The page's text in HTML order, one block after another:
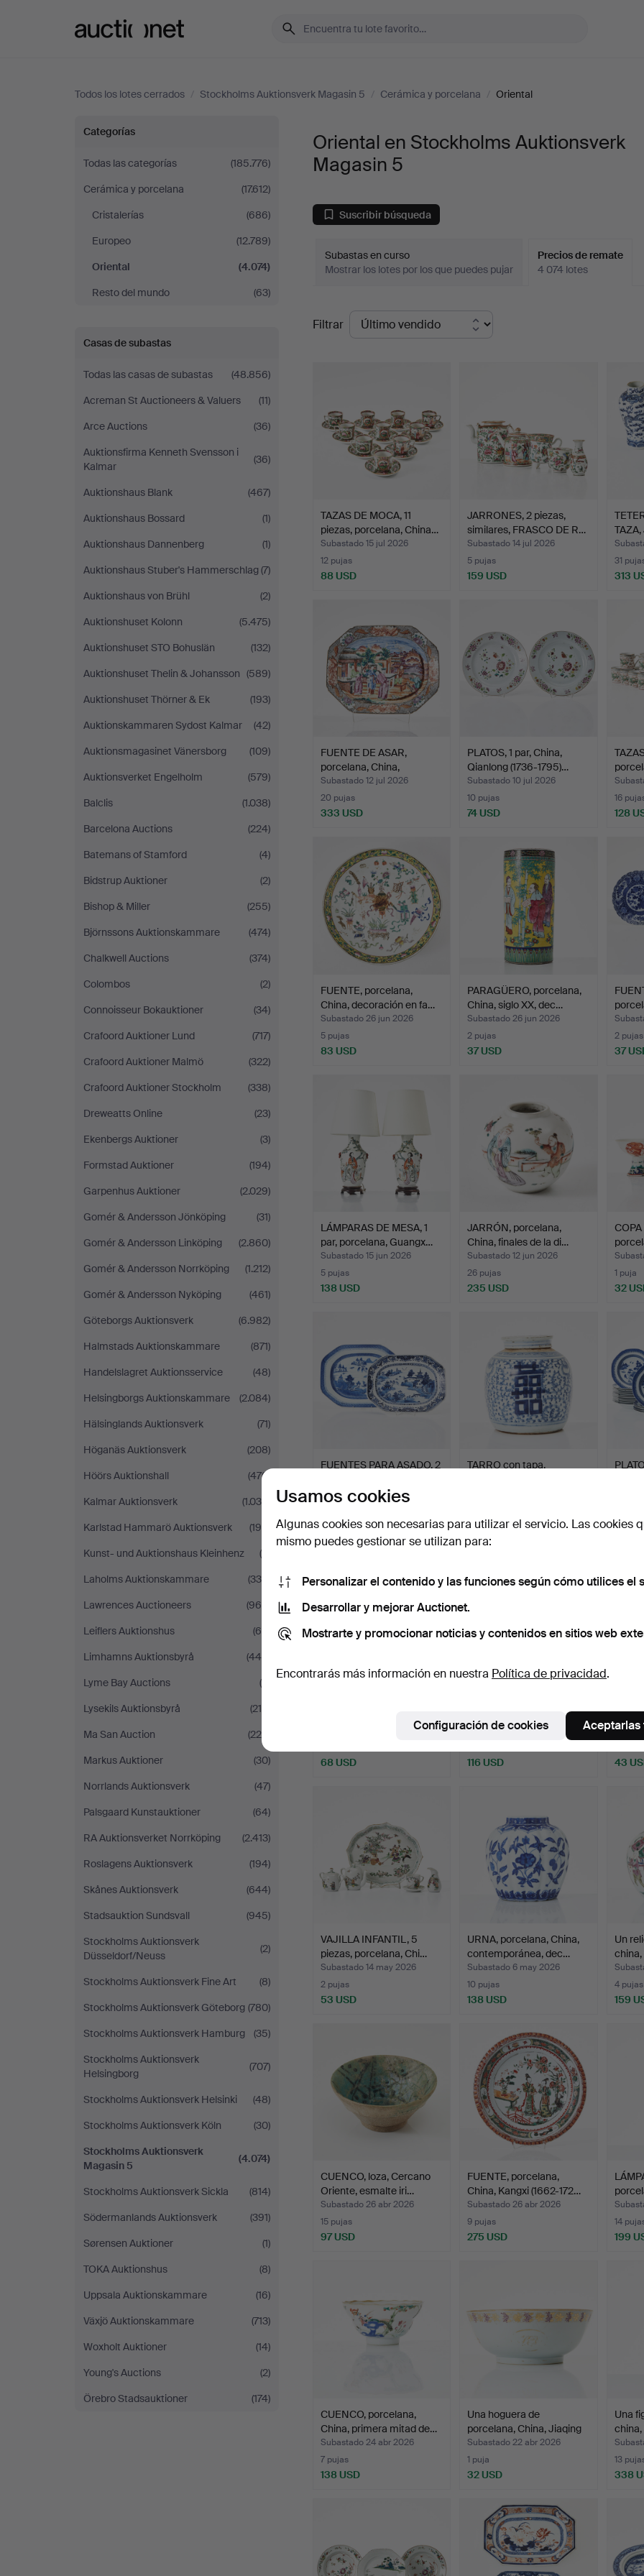
Todos los lotes cerrados / Stockholms Auktionsverk Magasin 5 / Cerámica y porcelana / Oriental
Oriental
en
Stockholms
Auktionsverk
Magasin
Categorías
Todas las categorías
(185.776)
Cerámica y porcelana
(17.612)
Cristalerías
(686)
Europeo
(12.789)
Oriental
(4.074)
Resto del mundo
(63)
Casas de subastas
Todas las casas de subastas
(48.856)
Acreman St Auctioneers & Valuers
(11)
Arce Auctions
(36)
Auktionsfirma Kenneth Svensson i
Kalmar
(36)
Auktionshaus Blank
(467)
Auktionshaus Bossard
(1)
Auktionshaus Dannenberg
(1)
Auktionshaus Stuber's Hammerschlag(7)
Auktionshaus von Brühl
(2)
Auktionshuset Kolonn
(5.475)
Auktionshuset STO Bohuslän
(132)
Auktionshuset Thelin & Johansson (589)
Auktionshuset Thörner & Ek
(193)
Auktionskammaren Sydost Kalmar
(42)
Auktionsmagasinet Vänersborg
(109)
Auktionsverket Engelholm
(579)
Balclis
(1.038)
Barcelona Auctions
(224)
Batemans of Stamford
(4)
Bidstrup Auktioner
(2)
Bishop & Miller
(255)
Björnssons Auktionskammare
(474)
Chalkwell Auctions
(374)
Colombos
(2)
Connoisseur Bokauktioner
(34)
Crafoord Auktioner Lund
(717)
Crafoord Auktioner Malmö
(322)
Crafoord Auktioner Stockholm
(338)
Dreweatts Online
(23)
Ekenbergs Auktioner
(3)
Formstad Auktioner
(194)
Garpenhus Auktioner
(2.029)
Gomér & Andersson Jönköping
(31)
Gomér & Andersson Linköping
(2.860)
Gomér & Andersson Norrköping
(1.212)
Gomér & Andersson Nyköping
(461)
Göteborgs Auktionsverk
(6.982)
Halmstads Auktionskammare
(871)
Handelslagret Auktionsservice
(48)
Helsingborgs Auktionskammare
(2.084)
Hälsinglands Auktionsverk
(71)
Höganäs Auktionsverk
(208)
Höörs Auktionshall
(470)
Kalmar Auktionsverk
(1.036)
Karlstad Hammarö Auktionsverk
(195)
Kunst- und Auktionshaus Kleinhenz
(5)
Laholms Auktionskammare
(339)
Lawrences Auctioneers
(969)
Leiflers Auktionshus
(64)
Limhamns Auktionsbyrå
(444)
Lyme Bay Auctions
(6)
Lysekils Auktionsbyrå
(216)
Ma San Auction
(220)
Markus Auktioner
(30)
Norrlands Auktionsverk
(47)
Palsgaard Kunstauktioner
(64)
RA Auktionsverket Norrköping
(2.413)
Roslagens Auktionsverk
(194)
Skånes Auktionsverk
(644)
Stadsauktion Sundsvall
(945)
Stockholms Auktionsverk
Düsseldorf/Neuss
(2)
Stockholms Auktionsverk Fine Art
(8)
Stockholms Auktionsverk Göteborg (780)
Stockholms Auktionsverk Hamburg
(35)
Stockholms Auktionsverk
Helsingborg
(707)
Stockholms Auktionsverk Helsinki
(48)
Stockholms Auktionsverk Köln
(30)
Stockholms Auktionsverk
Magasin 5
(4.074)
Stockholms Auktionsverk Sickla
(814)
Södermanlands Auktionsverk
(391)
Sørensen Auktioner
(1)
TOKA Auktionshus
(8)
Uppsala Auktionskammare
(16)
Växjö Auktionskammare
(713)
Woxholt Auktioner
(14)
Young's Auctions
(2)
Örebro Stadsauktioner
(174)
Oriental en Stockholms Auktionsverk
Magasin 5
Suscribir búsqueda
Subastas en curso
Mostrar los lotes por los que puedes pujar
Precios de remate
4 074 lotes
Precios
de
Filtrar
TAZAS DE MOCA, 11
piezas, porcelana, China…
Subastado 15 jul 2026
12 pujas
88 USD
JARRONES, 2 piezas,
similares, FRASCO DE R…
Subastado 14 jul 2026
5 pujas
159 USD
31
313
FUENTE DE ASAR,
porcelana, China,
Qianlong…
Subastado 12 jul 2026
20 pujas
333 USD
PLATOS, 1 par, China,
Qianlong (1736-1795)…
Subastado 10 jul 2026
10 pujas
74 USD
16
128
FUENTE, porcelana,
China, decoración en fa…
Subastado 26 jun 2026
5 pujas
83 USD
PARAGÜERO, porcelana,
China, siglo XX, dec…
Subastado 26 jun 2026
2 pujas
37 USD
2 pujas
37
LÁMPARAS DE MESA, 1
par, porcelana, Guangx…
Subastado 15 jun 2026
5 pujas
138 USD
JARRÓN, porcelana,
China, finales de la di…
Subastado 12 jun 2026
26 pujas
235 USD
1 puja
32
FUENTES PARA ASADO, 2
Subastado 9 jun 2026
44 USD
TARRO con tapa,
37 USD 965
Subastado 18 may 2026
68 USD
porcelana, China, …
Subastado 16 may 2026
116 USD 43
VAJILLA INFANTIL, 5
piezas, porcelana, Chi…
Subastado 14 may 2026
2 pujas
53 USD
URNA, porcelana, China,
contemporánea, dec…
Subastado 6 may 2026
10 pujas
138 USD
Un
4 pujas
159
CUENCO, loza, Cercano
Oriente, esmalte iri…
Subastado 26 abr 2026
15 pujas
97 USD
FUENTE, porcelana,
China, Kangxi (1662-172…
Subastado 26 abr 2026
9 pujas
275 USD
14
199
CUENCO, porcelana,
China, primera mitad de…
Subastado 24 abr 2026
7 pujas
138 USD
Una hoguera de
porcelana, China, Jiaqing
(…
Subastado 22 abr 2026
1 puja
32 USD
Una
13
338
Usamos cookies
Algunas cookies son necesarias para utilizar el servicio. Las cookies
mismo puedes gestionar se utilizan para:
Personalizar el contenido y las funciones según cómo utilices el
Desarrollar y mejorar Auctionet.
Mostrarte y promocionar noticias y contenidos en sitios web
Encontrarás más información en nuestra Política de privacidad.
Configuración de cookies Aceptarlas